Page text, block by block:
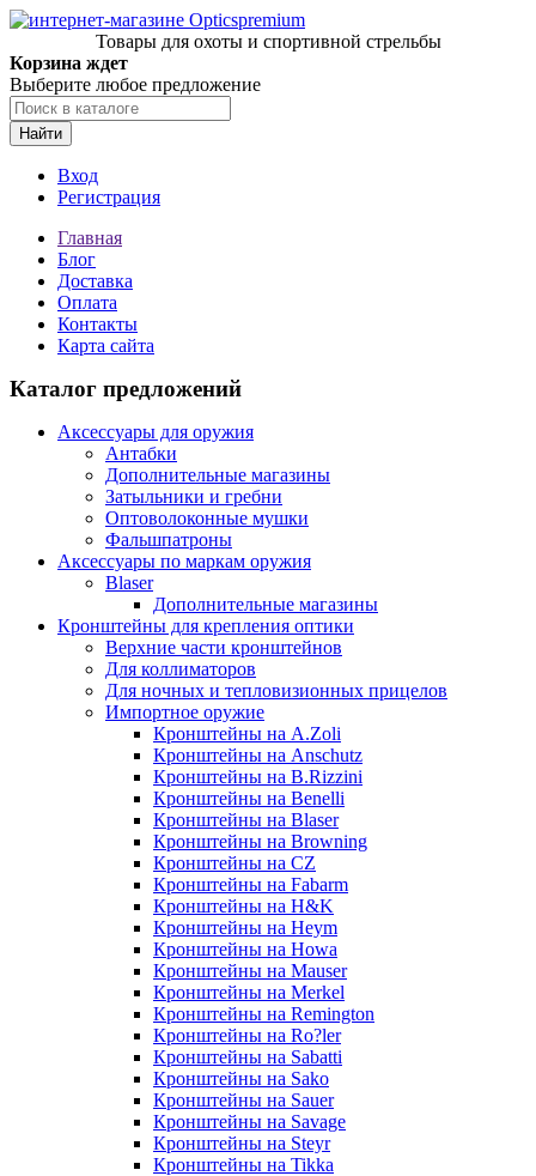
Товары для охоты и спортивной стрельбы
Корзина ждет
Выберите любое предложение
Найти
Вход
Регистрация
Главная
Блог
Доставка
Оплата
Контакты
Карта сайта
Каталог предложений
Аксессуары для оружия
Антабки
Дополнительные магазины
Затыльники и гребни
Оптоволоконные мушки
Фальшпатроны
Аксессуары по маркам оружия
Blaser
Дополнительные магазины
Кронштейны для крепления оптики
Верхние части кронштейнов
Для коллиматоров
Для ночных и тепловизионных прицелов
Импортное оружие
Кронштейны на A.Zoli
Кронштейны на Anschutz
Кронштейны на B.Rizzini
Кронштейны на Benelli
Кронштейны на Blaser
Кронштейны на Browning
Кронштейны на CZ
Кронштейны на Fabarm
Кронштейны на H&K
Кронштейны на Heym
Кронштейны на Howa
Кронштейны на Mauser
Кронштейны на Merkel
Кронштейны на Remington
Кронштейны на Ro?ler
Кронштейны на Sabatti
Кронштейны на Sako
Кронштейны на Sauer
Кронштейны на Savage
Кронштейны на Steyr
Кронштейны на Tikka